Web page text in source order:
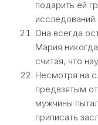
подарить ей
исследований.
Она всегда
Мария
считая, что
Несмотря на
предвзятым
мужчины
приписать